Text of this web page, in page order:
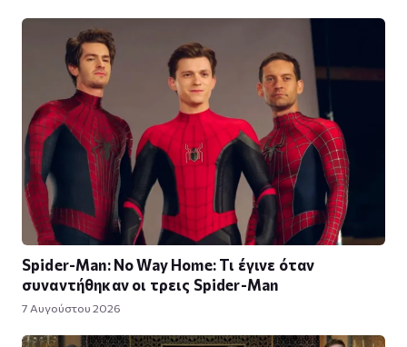
Spider-Man: No Way Home: Τι έγινε όταν
συναντήθηκαν οι τρεις Spider-Man
7 Αυγούστου 2026